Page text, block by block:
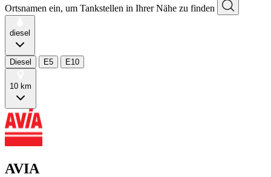
Ortsnamen ein, um Tankstellen in Ihrer Nähe zu finden
diesel
Diesel E5 E10
10 km
AVIA